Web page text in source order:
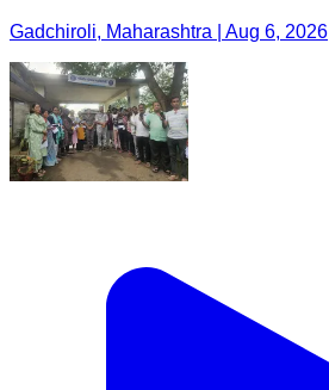
Gadchiroli, Maharashtra | Aug 6, 2026